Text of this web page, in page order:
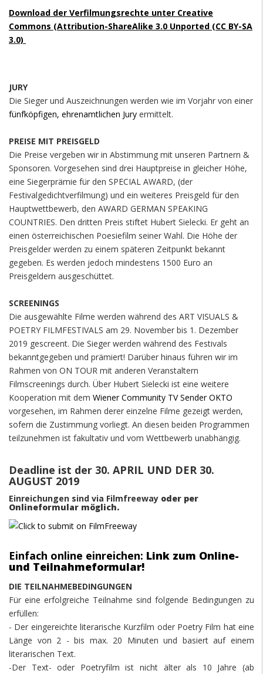
Download der Verfilmungsrechte unter Creative
Commons (Attribution-ShareAlike 3.0 Unported (CC BY-SA
3.0)
JURY
Die Sieger und Auszeichnungen werden wie im Vorjahr von einer
fünfköpfigen, ehrenamtlichen Jury ermittelt.
PREISE MIT PREISGELD
Die Preise vergeben wir in Abstimmung mit unseren Partnern &
Sponsoren. Vorgesehen sind drei Hauptpreise in gleicher Höhe,
eine Siegerprämie für den SPECIAL AWARD, (der
Festivalgedichtverfilmung) und ein weiteres Preisgeld für den
Hauptwettbewerb, den AWARD GERMAN SPEAKING
COUNTRIES. Den dritten Preis stiftet Hubert Sielecki. Er geht an
einen österreichischen Poesiefilm seiner Wahl. Die Höhe der
Preisgelder werden zu einem späteren Zeitpunkt bekannt
gegeben. Es werden jedoch mindestens 1500 Euro an
Preisgeldern ausgeschüttet.
SCREENINGS
Die ausgewählte Filme werden während des ART VISUALS &
POETRY FILMFESTIVALS am 29. November bis 1. Dezember
2019 gescreent. Die Sieger werden während des Festivals
bekanntgegeben und prämiert! Darüber hinaus führen wir im
Rahmen von ON TOUR mit anderen Veranstaltern
Filmscreenings durch. Über Hubert Sielecki ist eine weitere
Kooperation mit dem Wiener Community TV Sender OKTO
vorgesehen, im Rahmen derer einzelne Filme gezeigt werden,
sofern die Zustimmung vorliegt. An diesen beiden Programmen
teilzunehmen ist fakultativ und vom Wettbewerb unabhängig.
Deadline ist der 30. APRIL UND DER 30.
AUGUST 2019
Einreichungen sind via Filmfreeway oder per
Onlineformular möglich.
Einfach online einreichen: Link zum Online-
und Teilnahmeformular!
DIE TEILNAHMEBEDINGUNGEN
Für eine erfolgreiche Teilnahme sind folgende Bedingungen zu
erfüllen:
- Der eingereichte literarische Kurzfilm oder Poetry Film hat eine
Länge von 2 - bis max. 20 Minuten und basiert auf einem
literarischen Text.
-Der Text- oder Poetryfilm ist nicht älter als 10 Jahre (ab